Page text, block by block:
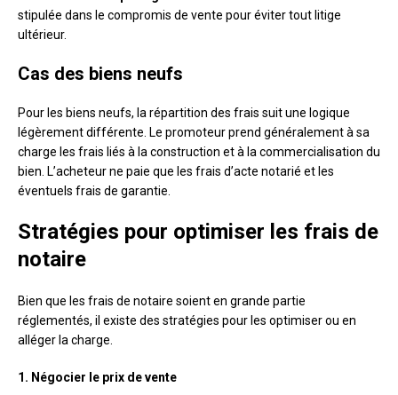
stipulée dans le compromis de vente pour éviter tout litige
ultérieur.
Cas des biens neufs
Pour les biens neufs, la répartition des frais suit une logique
légèrement différente. Le promoteur prend généralement à sa
charge les frais liés à la construction et à la commercialisation du
bien. L’acheteur ne paie que les frais d’acte notarié et les
éventuels frais de garantie.
Stratégies pour optimiser les frais de
notaire
Bien que les frais de notaire soient en grande partie
réglementés, il existe des stratégies pour les optimiser ou en
alléger la charge.
1. Négocier le prix de vente